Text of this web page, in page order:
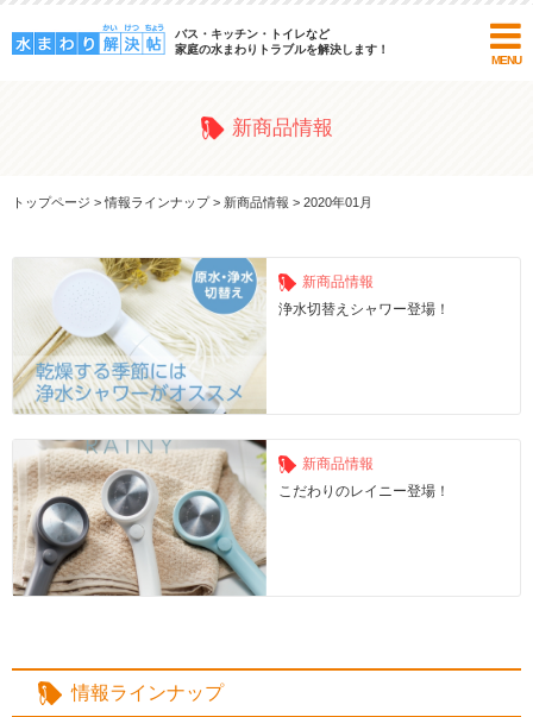
バス・キッチン・トイレなど
家庭の水まわりトラブルを解決します！
MENU
新商品情報
トップページ > 情報ラインナップ> 新商品情報 > 2020年01月
新商品情報
浄水切替えシャワー登場！
新商品情報
こだわりのレイニー登場！
情報ラインナップ